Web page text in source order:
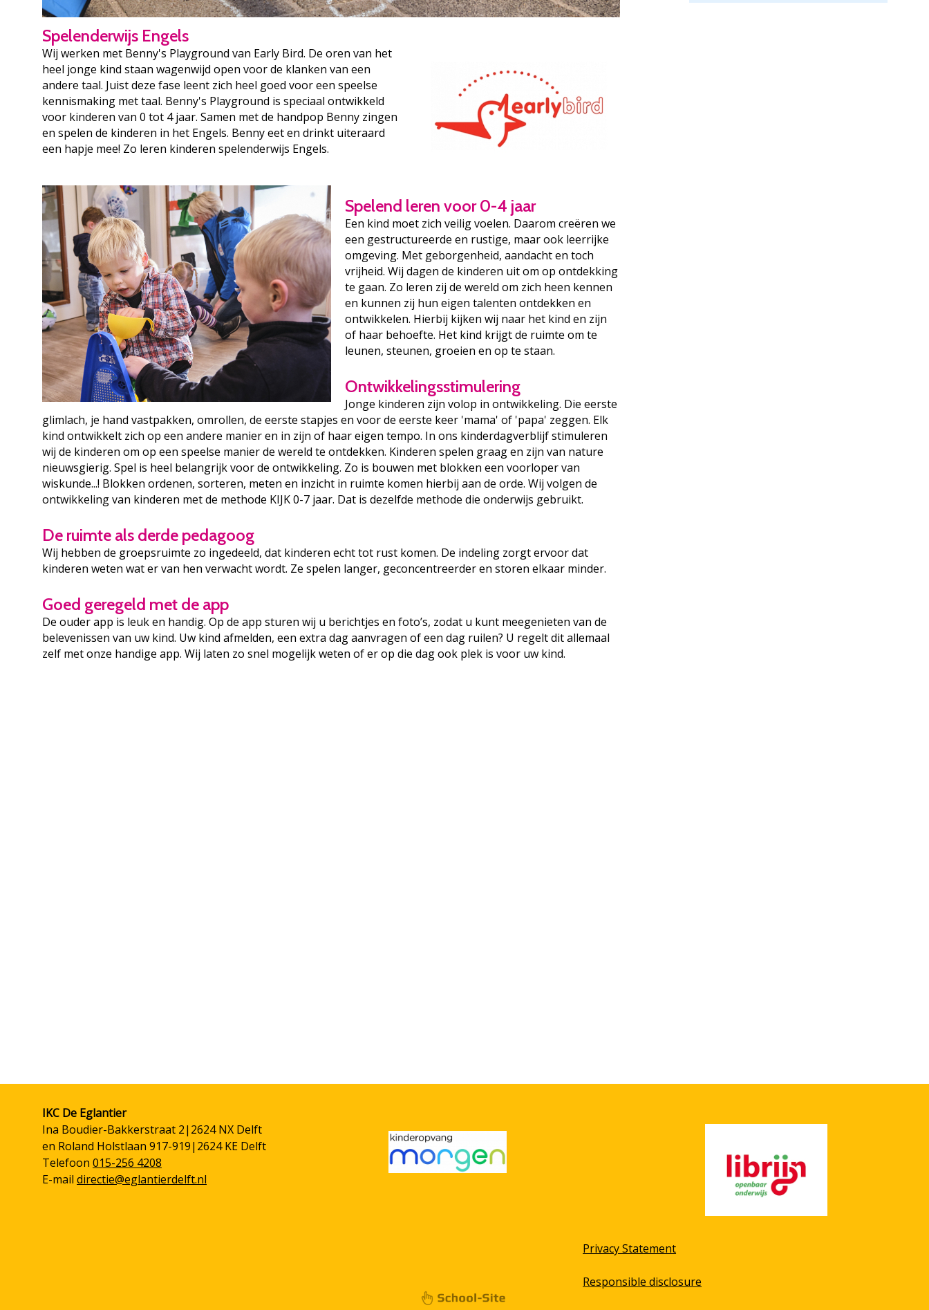
Spelenderwijs Engels
Wij werken met Benny's Playground van Early Bird. De oren van het
heel jonge kind staan wagenwijd open voor de klanken van een
andere taal. Juist deze fase leent zich heel goed voor een speelse
kennismaking met taal. Benny's Playground is speciaal ontwikkeld
voor kinderen van 0 tot 4 jaar. Samen met de handpop Benny zingen
en spelen de kinderen in het Engels. Benny eet en drinkt uiteraard
een hapje mee! Zo leren kinderen spelenderwijs Engels.
Spelend leren voor 0-4 jaar
Een kind moet zich veilig voelen. Daarom creëren we
een gestructureerde en rustige, maar ook leerrijke
omgeving. Met geborgenheid, aandacht en toch
vrijheid. Wij dagen de kinderen uit om op ontdekking
te gaan. Zo leren zij de wereld om zich heen kennen
en kunnen zij hun eigen talenten ontdekken en
ontwikkelen. Hierbij kijken wij naar het kind en zijn
of haar behoefte. Het kind krijgt de ruimte om te
leunen, steunen, groeien en op te staan.
Ontwikkelingsstimulering
Jonge kinderen zijn volop in ontwikkeling. Die eerste
glimlach, je hand vastpakken, omrollen, de eerste stapjes en voor de eerste keer 'mama' of 'papa' zeggen. Elk
kind ontwikkelt zich op een andere manier en in zijn of haar eigen tempo. In ons kinderdagverblijf stimuleren
wij de kinderen om op een speelse manier de wereld te ontdekken. Kinderen spelen graag en zijn van nature
nieuwsgierig. Spel is heel belangrijk voor de ontwikkeling. Zo is bouwen met blokken een voorloper van
wiskunde...! Blokken ordenen, sorteren, meten en inzicht in ruimte komen hierbij aan de orde. Wij volgen de
ontwikkeling van kinderen met de methode KIJK 0-7 jaar. Dat is dezelfde methode die onderwijs gebruikt.
De ruimte als derde pedagoog
Wij hebben de groepsruimte zo ingedeeld, dat kinderen echt tot rust komen. De indeling zorgt ervoor dat
kinderen weten wat er van hen verwacht wordt. Ze spelen langer, geconcentreerder en storen elkaar minder.
Goed geregeld met de app
De ouder app is leuk en handig. Op de app sturen wij u berichtjes en foto’s, zodat u kunt meegenieten van de
belevenissen van uw kind. Uw kind afmelden, een extra dag aanvragen of een dag ruilen? U regelt dit allemaal
zelf met onze handige app. Wij laten zo snel mogelijk weten of er op die dag ook plek is voor uw kind.
IKC De Eglantier
Ina Boudier-Bakkerstraat 2|2624 NX Delft
en Roland Holstlaan 917-919|2624 KE Delft
Telefoon 015-256 4208
E-mail directie@eglantierdelft.nl
Privacy Statement
Responsible disclosure